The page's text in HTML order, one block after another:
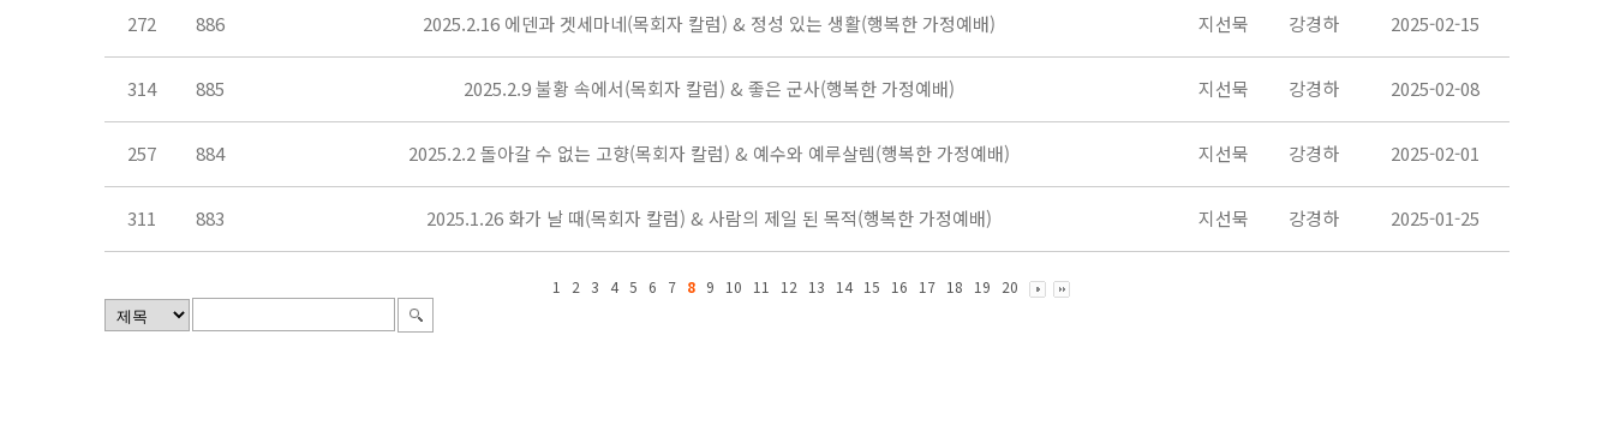
272 886 2025.2.16 에덴과 겟세마네(목회자 칼럼) & 정성 있는 생활(행복한 가정예배) 지선묵 강경하 2025-02-15
314 885 2025.2.9 불황 속에서(목회자 칼럼) & 좋은 군사(행복한 가정예배) 지선묵 강경하 2025-02-08
257 884 2025.2.2 돌아갈 수 없는 고향(목회자 칼럼) & 예수와 예루살렘(행복한 가정예배) 지선묵 강경하 2025-02-01
311 883 2025.1.26 화가 날 때(목회자 칼럼) & 사람의 제일 된 목적(행복한 가정예배) 지선묵 강경하 2025-01-25
1 2 3 4 5 6 7 8 9 10 11 12 13 14 15 16 17 18 19 20